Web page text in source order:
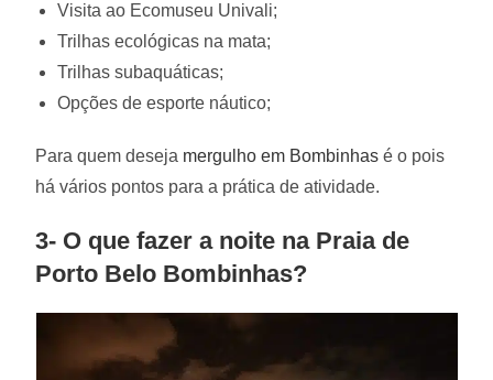
Visita ao Ecomuseu Univali;
Trilhas ecológicas na mata;
Trilhas subaquáticas;
Opções de esporte náutico;
Para quem deseja mergulho em Bombinhas é o pois
há vários pontos para a prática de atividade.
3- O que fazer a noite na Praia de
Porto Belo Bombinhas?